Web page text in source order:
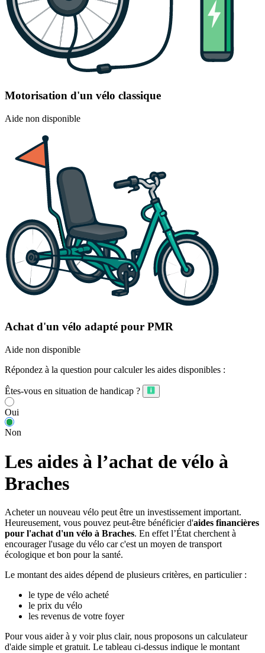
Motorisation d'un vélo classique
Aide non disponible
Achat d'un vélo adapté pour PMR
Aide non disponible
Répondez à la question pour calculer les aides disponibles :
Êtes-vous en situation de handicap ?
Oui
Non
Les aides à l’achat de vélo à
Braches
Acheter un nouveau vélo peut être un investissement important.
Heureusement, vous pouvez peut-être bénéficier d'aides financières
pour l'achat d'un vélo à Braches. En effet l’État cherchent à
encourager l'usage du vélo car c'est un moyen de transport
écologique et bon pour la santé.
Le montant des aides dépend de plusieurs critères, en particulier :
le type de vélo acheté
le prix du vélo
les revenus de votre foyer
Pour vous aider à y voir plus clair, nous proposons un calculateur
d'aide simple et gratuit. Le tableau ci-dessus indique le montant